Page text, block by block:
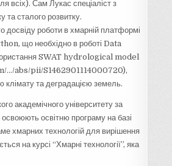
всіх). Сам Лукас спеціаліст з
та сталого розвитку.
досвіду роботи в хмарній платформі
що необхідно в роботі Data
SWAT hydrological model
…/abs/pii/S1462901114000720),
та деградацією земель.
академічного університету за
освоюють освітню програму на базі
хмарних технологій для вирішення
на курсі “Хмарні технології”, яка